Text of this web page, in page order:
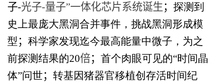
子-光子-量子”一体化芯片系统诞生； 探测到
史上最庞大黑洞合并事件，挑战黑洞形成模
型 ； 科学家发现迄今最高能量中微子，为之
前探测结果的20倍； 首个肉眼可见的“时间晶
体”问世； 转基因猪器官移植创存活时间纪